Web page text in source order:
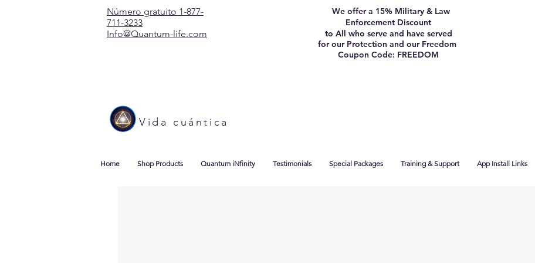
Número gratuito 1-877-
711-3233
Info@Quantum-life.com
We offer a 15% Military & Law
Enforcement Discount
to All who serve and have served
for our Protection and our Freedom
Coupon Code: FREEDOM
Vida cuántica
Home Shop Products Quantum iNfinity Testimonials Special Packages Training & Support App Install Links